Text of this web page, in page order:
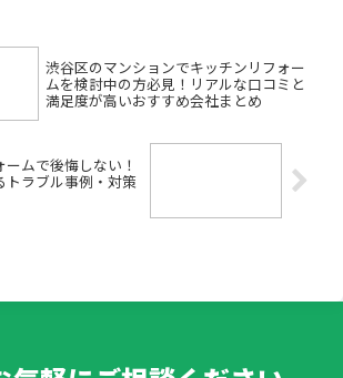
渋谷区のマンションでキッチンリフォー
ムを検討中の方必見！リアルな口コミと
満足度が高いおすすめ会社まとめ
ムで後悔しない！
ラブル事例・対策